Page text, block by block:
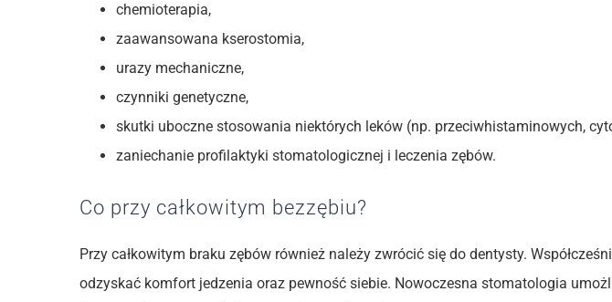
chemioterapia,
zaawansowana kserostomia,
urazy mechaniczne,
czynniki genetyczne,
skutki uboczne stosowania niektórych leków (np. przeciwhistaminowych,
zaniechanie profilaktyki stomatologicznej i leczenia zębów.
Co przy całkowitym bezzębiu?
Przy całkowitym braku zębów również należy zwrócić się do dentysty.
odzyskać komfort jedzenia oraz pewność siebie. Nowoczesna stomatologia